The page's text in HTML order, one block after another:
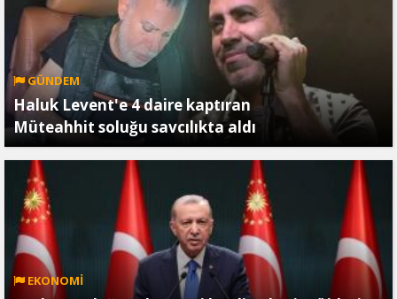
GÜNDEM
Haluk Levent'e 4 daire kaptıran
Müteahhit soluğu savcılıkta aldı
EKONOMİ